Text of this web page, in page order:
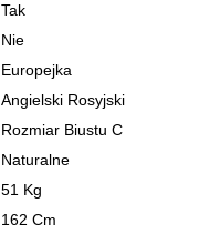
Tak
Nie
Europejka
Angielski Rosyjski
Rozmiar Biustu C
Naturalne
51 Kg
162 Cm